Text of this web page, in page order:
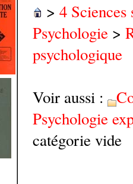
> 4 Sciences
Psychologie >
psychologique
Voir aussi :
Psychologie
catégorie vide